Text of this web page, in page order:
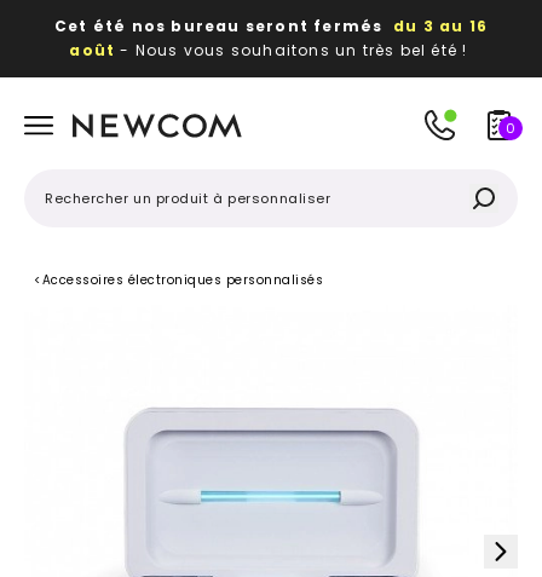
Cet été nos bureau seront fermés du 3 au 16
août - Nous vous souhaitons un très bel été !
publicitaires
0
< Accessoires électroniques personnalisés